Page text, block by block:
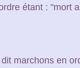
étant : "mort
marchons en